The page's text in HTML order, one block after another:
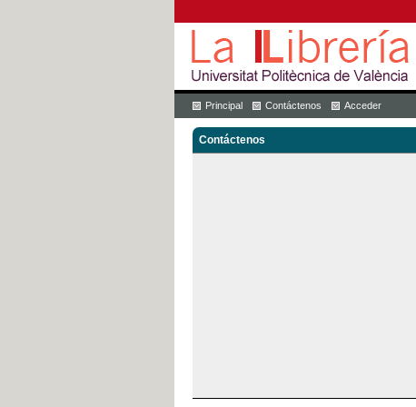
Principal Contáctenos Acceder
Contáctenos